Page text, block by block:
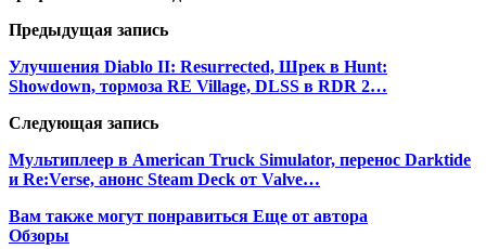
Предыдущая запись
Улучшения Diablo II: Resurrected, Шрек в Hunt:
Showdown, тормоза RE Village, DLSS в RDR 2…
Следующая запись
Мультиплеер в American Truck Simulator, перенос Darktide
и Re:Verse, анонс Steam Deck от Valve…
Вам также могут понравиться Еще от автора
Обзоры